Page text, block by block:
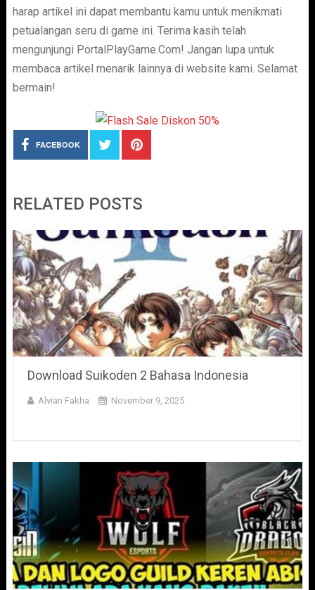
harap artikel ini dapat membantu kamu untuk menikmati
petualangan seru di game ini. Terima kasih telah
mengunjungi PortalPlayGame.Com! Jangan lupa untuk
membaca artikel menarik lainnya di website kami. Selamat
bermain!
FACEBOOK
RELATED POSTS
Download Suikoden 2 Bahasa Indonesia
Alvian Fakha November 9, 2025